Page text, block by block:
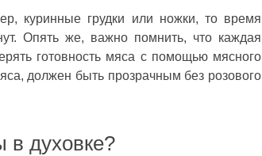
куринные грудки или ножки, то время
Опять же, важно помнить, что каждая
готовность мяса с помощью мясного
должен быть прозрачным без розового
в духовке?